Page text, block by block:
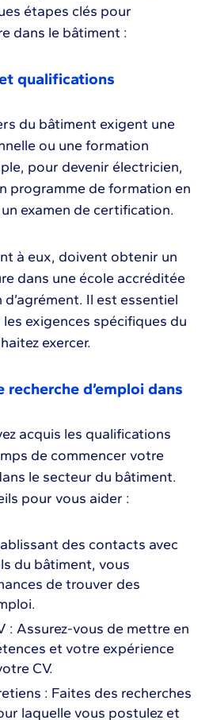
étapes clés pour
dans le bâtiment :
qualifications
du bâtiment exigent une
ou une formation
pour devenir électricien,
programme de formation en
examen de certification.
à eux, doivent obtenir un
dans une école accréditée
Il est essentiel
exigences spécifiques du
exercer.
recherche d’emploi dans
acquis les qualifications
de commencer votre
le secteur du bâtiment.
pour vous aider :
des contacts avec
du bâtiment, vous
de trouver des
: Assurez-vous de mettre en
et votre expérience
CV.
: Faites des recherches
laquelle vous postulez et